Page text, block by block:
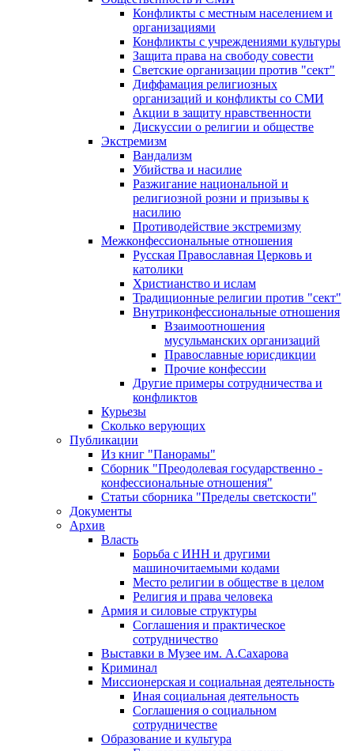
Конфликты с местным населением и
организациями
Конфликты с учреждениями культуры
Защита права на свободу совести
Светские организации против "сект"
Диффамация религиозных
организаций и конфликты со СМИ
Акции в защиту нравственности
Дискуссии о религии и обществе
Экстремизм
Вандализм
Убийства и насилие
Разжигание национальной и
религиозной розни и призывы к
насилию
Противодействие экстремизму
Межконфессиональные отношения
Русская Православная Церковь и
католики
Христианство и ислам
Традиционные религии против "сект"
Внутриконфессиональные отношения
Взаимоотношения
мусульманских организаций
Православные юрисдикции
Прочие конфессии
Другие примеры сотрудничества и
конфликтов
Курьезы
Сколько верующих
Публикации
Из книг "Панорамы"
Сборник "Преодолевая государственно -
конфессиональные отношения"
Статьи сборника "Пределы светскости"
Документы
Архив
Власть
Борьба с ИНН и другими
машиночитаемыми кодами
Место религии в обществе в целом
Религия и права человека
Армия и силовые структуры
Соглашения и практическое
сотрудничество
Выставки в Музее им. А.Сахарова
Криминал
Миссионерская и социальная деятельность
Иная социальная деятельность
Соглашения о социальном
сотрудничестве
Образование и культура